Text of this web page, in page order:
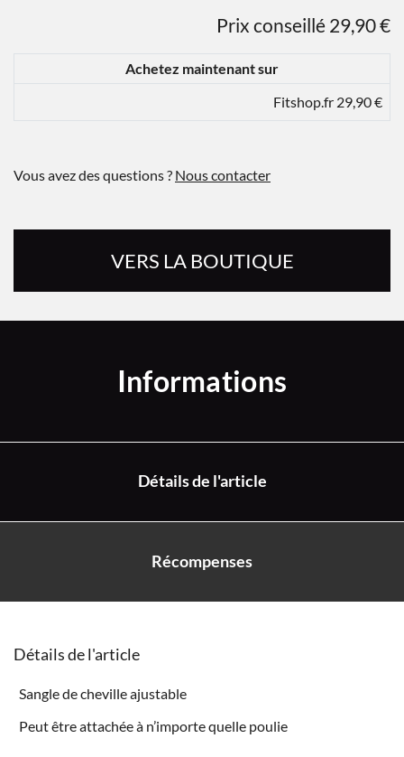
Prix conseillé 29,90 €
Achetez maintenant sur
Fitshop.fr 29,90 €
Vous avez des questions ? Nous contacter
VERS LA BOUTIQUE
Informations
Détails de l'article
Récompenses
Détails de l'article
Sangle de cheville ajustable
Peut être attachée à n’importe quelle poulie